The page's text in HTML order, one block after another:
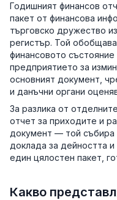
Годишният финансов
пакет от финансова
търговско дружество
регистър. Той
финансовото
предприятието за
основният документ,
и данъчни органи
За разлика от
отчет за приходите и
документ — той събира
доклада за дейността
един цялостен пакет,
Какво